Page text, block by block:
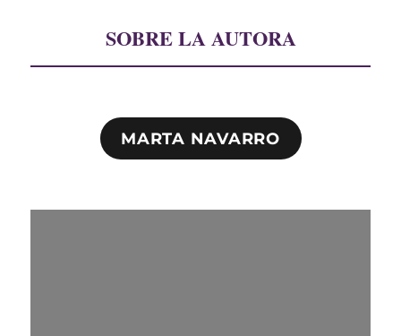
SOBRE LA AUTORA
MARTA NAVARRO